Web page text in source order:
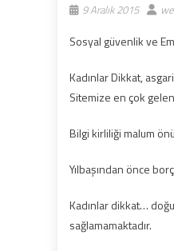
9 Aralık 2015
Sosyal güvenlik ve
Kadınlar Dikkat,
Sitemize en çok
Bilgi kirliliği malum
Yılbaşından önce
Kadınlar dikkat…
sağlamamaktadır.